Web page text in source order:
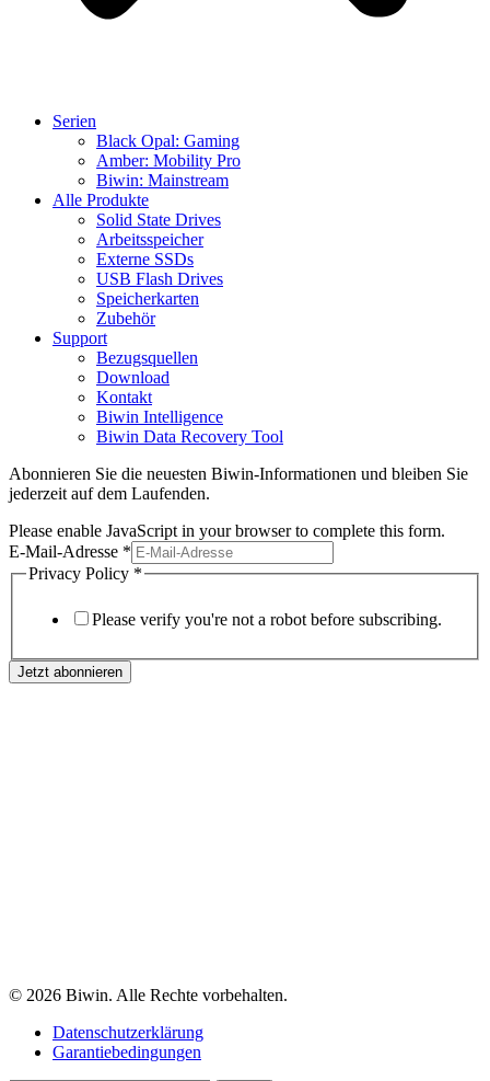
Serien
Black Opal: Gaming
Amber: Mobility Pro
Biwin: Mainstream
Alle Produkte
Solid State Drives
Arbeitsspeicher
Externe SSDs
USB Flash Drives
Speicherkarten
Zubehör
Support
Bezugsquellen
Download
Kontakt
Biwin Intelligence
Biwin Data Recovery Tool
Abonnieren Sie die neuesten Biwin-Informationen und bleiben Sie
jederzeit auf dem Laufenden.
Please enable JavaScript in your browser to complete this form.
E-Mail-Adresse *
Privacy Policy *
Please verify you're not a robot before subscribing.
Jetzt abonnieren
© 2026 Biwin. Alle Rechte vorbehalten.
Datenschutzerklärung
Garantiebedingungen